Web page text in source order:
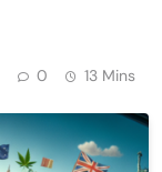
0 13 Mins